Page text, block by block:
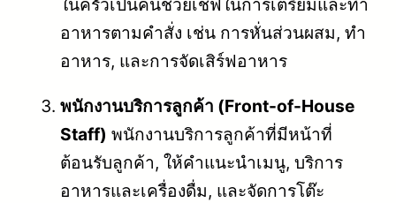
ในครัวเป็นคนช่วยเชฟในการเตรียมและทำ
อาหารตามคำสั่ง เช่น การหั่นส่วนผสม, ทำ
อาหาร, และการจัดเสิร์ฟอาหาร
พนักงานบริการลูกค้า (Front-of-House
Staff) พนักงานบริการลูกค้าที่มีหน้าที่
ต้อนรับลูกค้า, ให้คำแนะนำเมนู, บริการ
อาหารและเครื่องดื่ม, และจัดการโต๊ะ